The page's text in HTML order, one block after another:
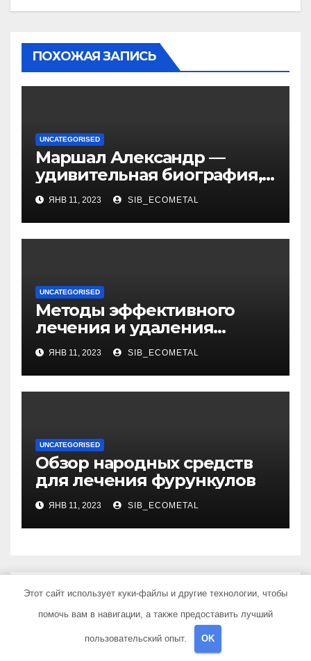
ПОХОЖАЯ ЗАПИСЬ
UNCATEGORISED
Маршал Александр —
удивительная биография,
интересные факты о жене,
уникальная личная жизнь
и восхитительные дети
ЯНВ 11, 2023 SIB_ECOMETAL
UNCATEGORISED
Методы эффективного
лечения и удаления
папиллом: аппаратные,
хирургические способы,
медикаменты
ЯНВ 11, 2023 SIB_ECOMETAL
UNCATEGORISED
Обзор народных средств
для лечения фурункулов
ЯНВ 11, 2023 SIB_ECOMETAL
Добавить комментарий
Для отправки комментария вам необходимо
Этот сайт использует куки-файлы и другие технологии, чтобы
помочь вам в навигации, а также предоставить лучший
пользовательский опыт. OK